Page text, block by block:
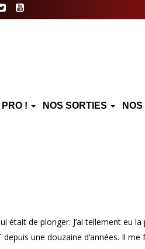
! NOS SORTIES
était de plonger. J’ai tellement eu
une douzaine d’années. Il